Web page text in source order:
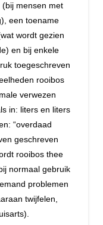
mensen met
een toename
wordt gezien
en bij enkele
toegeschreven
rooibos
verwezen
in: liters en liters
“overdaad
geschreven
rooibos thee
normaal gebruik
problemen
twijfelen,